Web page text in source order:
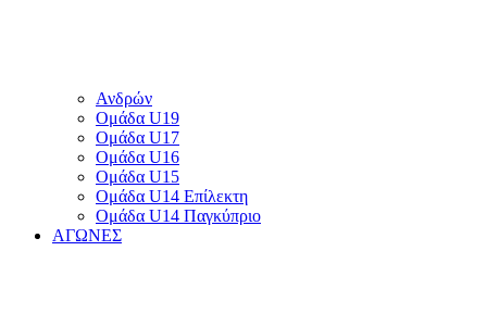
Ανδρών
Ομάδα U19
Ομάδα U17
Ομάδα U16
Ομάδα U15
Ομάδα U14 Επίλεκτη
Ομάδα U14 Παγκύπριο
ΑΓΩΝΕΣ